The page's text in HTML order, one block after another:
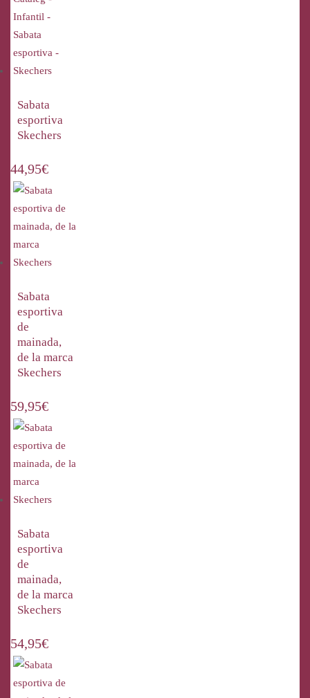
Sabata
esportiva
Skechers
44,95€
Sabata
esportiva
de
mainada,
de la marca
Skechers
59,95€
Sabata
esportiva
de
mainada,
de la marca
Skechers
54,95€